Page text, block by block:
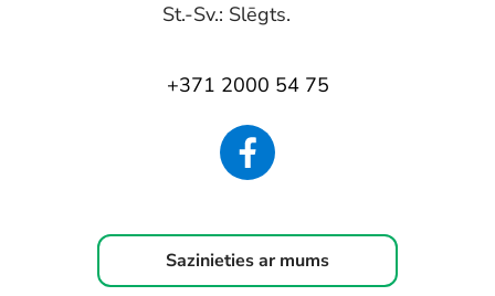
St.-Sv.: Slēgts.
+371 2000 54 75
Sazinieties ar mums